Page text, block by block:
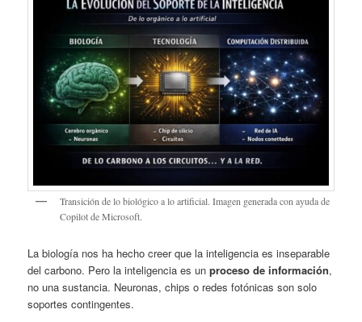
Transición de lo biológico a lo artificial. Imagen generada con ayuda de
Copilot de Microsoft.
La biología nos ha hecho creer que la inteligencia es inseparable
del carbono. Pero la inteligencia es unproceso de información,
no una sustancia. Neuronas, chips o redes fotónicas son solo
soportes contingentes.